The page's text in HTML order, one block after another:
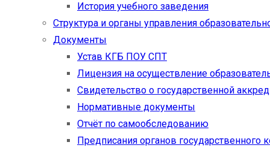
История учебного заведения
Структура и органы управления
Документы
Устав КГБ ПОУ СПТ
Лицензия на осуществление
Свидетельство о государственной
Нормативные документы
Отчёт по самообследованию
Предписания органов государственного